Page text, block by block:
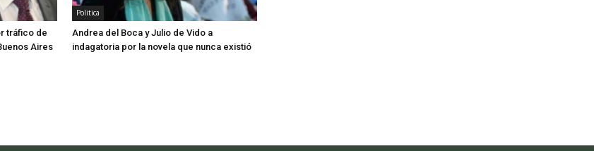
tráfico de
Aires
Politica
Andrea del Boca y Julio de Vido a
indagatoria por la novela que nunca existió